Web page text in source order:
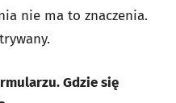
nie ma to znaczenia.
Gdzie się